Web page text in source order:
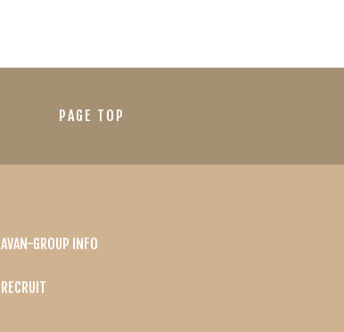
PAGE TOP
AVAN-GROUP INFO
RECRUIT